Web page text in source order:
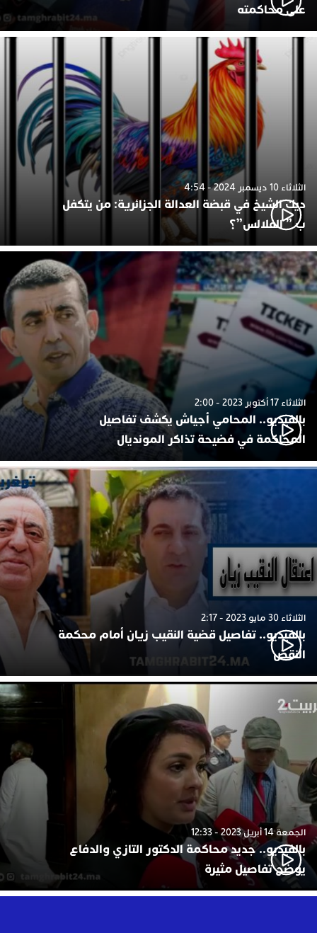
على محاكمته
الثلاثاء 10 ديسمبر 2024 - 4:54
ديك الشيخ في قبضة العدالة الجزائرية: من يتكفل
ب ” الفلالس”؟
الثلاثاء 17 أكتوبر 2023 - 2:00
بالفيديو.. المحامي أجياش يكشف تفاصيل
المحاكمة في فضيحة تذاكر المونديال
الثلاثاء 30 مايو 2023 - 2:17
بالفيديو.. تفاصيل قضية النقيب زيان أمام محكمة
النقض
الجمعة 14 أبريل 2023 - 12:33
بالفيديو.. جديد محاكمة الدكتور التازي والدفاع
يوضح تفاصيل مثيرة